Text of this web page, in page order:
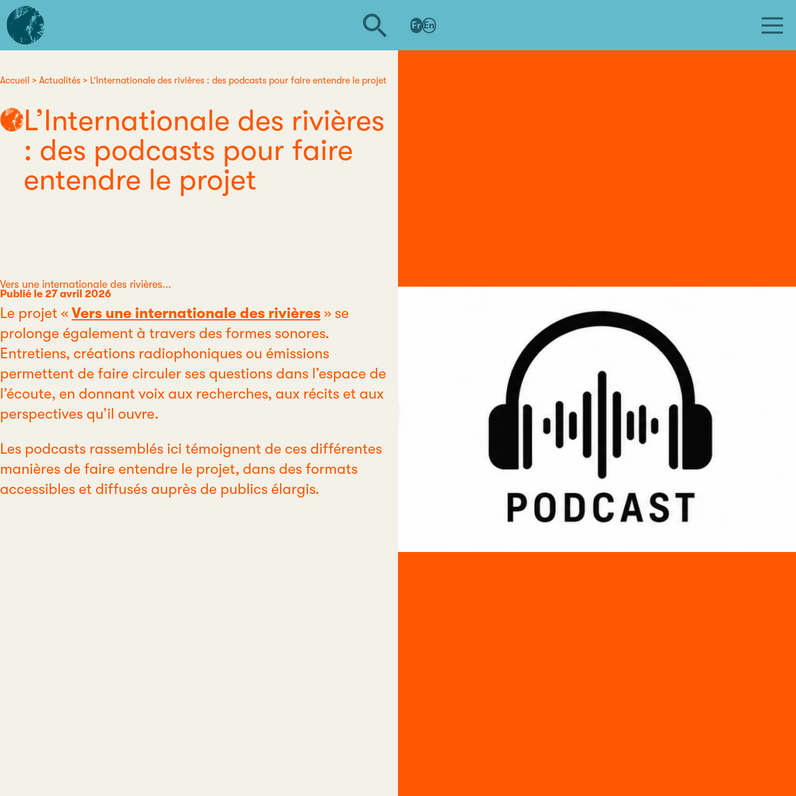
Aller
au
contenu
principal
L'institut
d'études
avancées
Fr En
d'Ariane
Accueil Actualités L’Internationale des rivières : des podcasts pour faire entendre le projet
L’Internationale des rivières
: des podcasts pour faire
entendre le projet
Publié le 27 avril 2026
Catégorie
Vers une internationale des rivières...
Le projet « Vers une internationale des rivières » se
prolonge également à travers des formes sonores.
Entretiens, créations radiophoniques ou émissions
permettent de faire circuler ses questions dans l’espace de
l’écoute, en donnant voix aux recherches, aux récits et aux
perspectives qu’il ouvre.
Les podcasts rassemblés ici témoignent de ces différentes
manières de faire entendre le projet, dans des formats
accessibles et diffusés auprès de publics élargis.